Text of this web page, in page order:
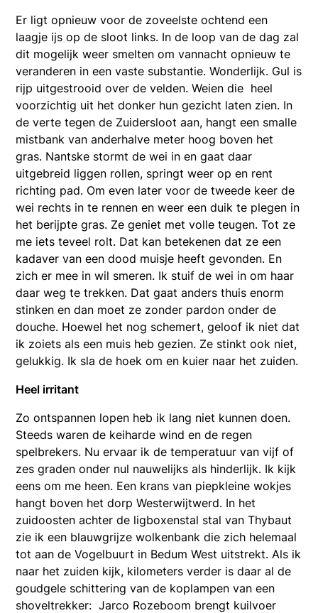
Er ligt opnieuw voor de zoveelste ochtend een
laagje ijs op de sloot links. In de loop van de dag zal
dit mogelijk weer smelten om vannacht opnieuw te
veranderen in een vaste substantie. Wonderlijk. Gul is
rijp uitgestrooid over de velden. Weien die heel
voorzichtig uit het donker hun gezicht laten zien. In
de verte tegen de Zuidersloot aan, hangt een smalle
mistbank van anderhalve meter hoog boven het
gras. Nantske stormt de wei in en gaat daar
uitgebreid liggen rollen, springt weer op en rent
richting pad. Om even later voor de tweede keer de
wei rechts in te rennen en weer een duik te plegen in
het berijpte gras. Ze geniet met volle teugen. Tot ze
me iets teveel rolt. Dat kan betekenen dat ze een
kadaver van een dood muisje heeft gevonden. En
zich er mee in wil smeren. Ik stuif de wei in om haar
daar weg te trekken. Dat gaat anders thuis enorm
stinken en dan moet ze zonder pardon onder de
douche. Hoewel het nog schemert, geloof ik niet dat
ik zoiets als een muis heb gezien. Ze stinkt ook niet,
gelukkig. Ik sla de hoek om en kuier naar het zuiden.
Heel irritant
Zo ontspannen lopen heb ik lang niet kunnen doen.
Steeds waren de keiharde wind en de regen
spelbrekers. Nu ervaar ik de temperatuur van vijf of
zes graden onder nul nauwelijks als hinderlijk. Ik kijk
eens om me heen. Een krans van piepkleine wokjes
hangt boven het dorp Westerwijtwerd. In het
zuidoosten achter de ligboxenstal stal van Thybaut
zie ik een blauwgrijze wolkenbank die zich helemaal
tot aan de Vogelbuurt in Bedum West uitstrekt. Als ik
naar het zuiden kijk, kilometers verder is daar al de
goudgele schittering van de koplampen van een
shoveltrekker: Jarco Rozeboom brengt kuilvoer